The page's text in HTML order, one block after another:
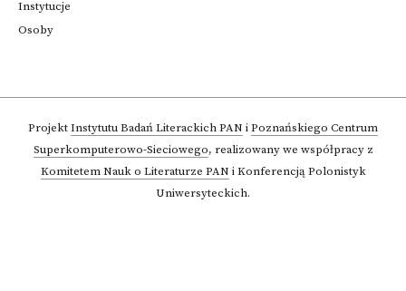
Instytucje
Osoby
ProjektInstytutu Badań Literackich PAN iPoznańskiego Centrum
Superkomputerowo-Sieciowego, realizowany we współpracy z
Komitetem Nauk o Literaturze PAN i Konferencją Polonistyk
Uniwersyteckich.